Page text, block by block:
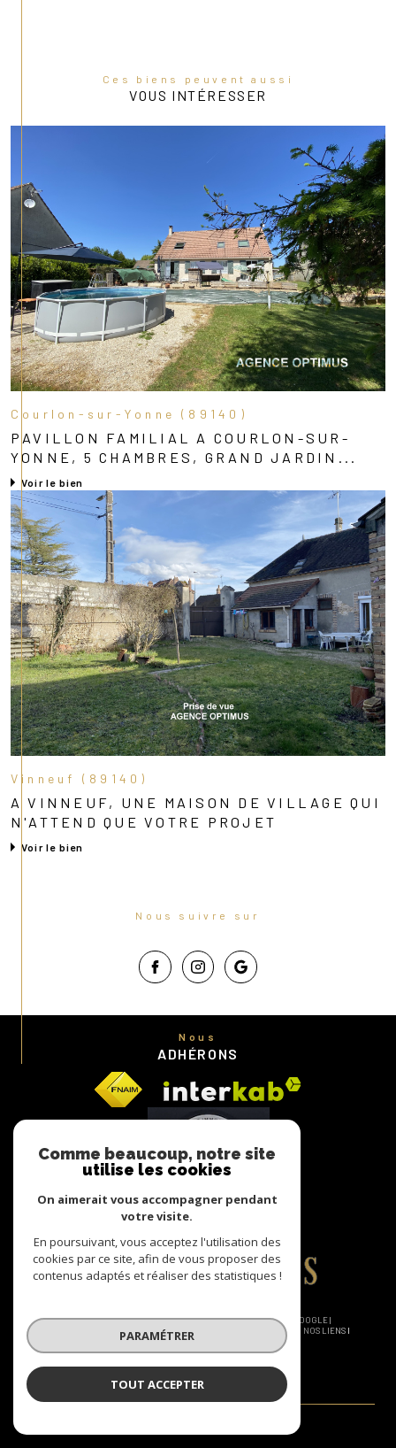
Ces biens peuvent aussi
VOUS INTÉRESSER
Courlon-sur-Yonne (89140)
PAVILLON FAMILIAL A COURLON-SUR-
YONNE, 5 CHAMBRES, GRAND JARDIN...
Voir le bien
Vinneuf (89140)
A VINNEUF, UNE MAISON DE VILLAGE QUI
N'ATTEND QUE VOTRE PROJET
Voir le bien
Nous suivre sur
Nous
ADHÉRONS
© 2026 | TOUS DROITS RÉSERVÉS | TRADUCTION POWERED BY GOOGLE |
PLAN DU SITE MENTIONS LÉGALES ADMIN
NOS LIENS
POLITIQUE RGPD
Comme beaucoup, notre site
utilise les cookies
On aimerait vous accompagner pendant
votre visite.
En poursuivant, vous acceptez l'utilisation des
cookies par ce site, afin de vous proposer des
contenus adaptés et réaliser des statistiques !
PARAMÉTRER
TOUT ACCEPTER